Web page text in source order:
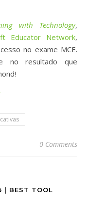
with Technology,
Educator Network,
no exame MCE.
no resultado que
0 Comments
| BEST TOOL